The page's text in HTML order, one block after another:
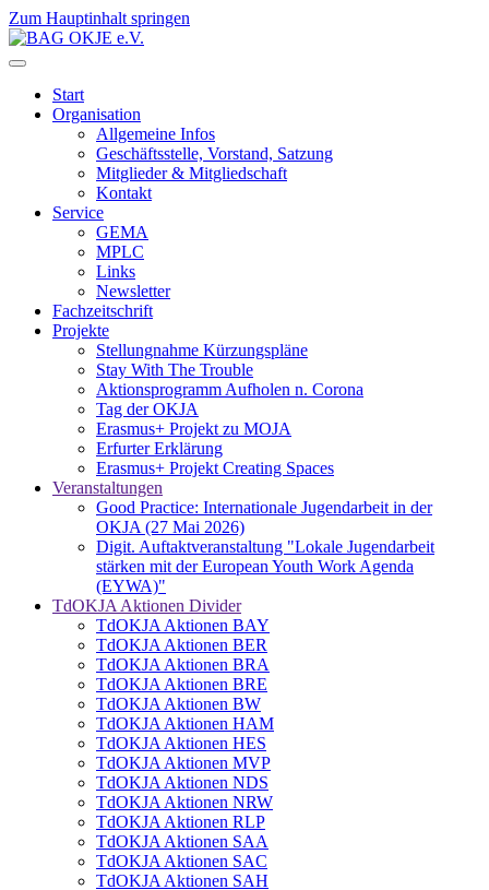
Zum Hauptinhalt springen
Start
Organisation
Allgemeine Infos
Geschäftsstelle, Vorstand, Satzung
Mitglieder & Mitgliedschaft
Kontakt
Service
GEMA
MPLC
Links
Newsletter
Fachzeitschrift
Projekte
Stellungnahme Kürzungspläne
Stay With The Trouble
Aktionsprogramm Aufholen n. Corona
Tag der OKJA
Erasmus+ Projekt zu MOJA
Erfurter Erklärung
Erasmus+ Projekt Creating Spaces
Veranstaltungen
Good Practice: Internationale Jugendarbeit in der
OKJA (27 Mai 2026)
Digit. Auftaktveranstaltung "Lokale Jugendarbeit
stärken mit der European Youth Work Agenda
(EYWA)"
TdOKJA Aktionen Divider
TdOKJA Aktionen BAY
TdOKJA Aktionen BER
TdOKJA Aktionen BRA
TdOKJA Aktionen BRE
TdOKJA Aktionen BW
TdOKJA Aktionen HAM
TdOKJA Aktionen HES
TdOKJA Aktionen MVP
TdOKJA Aktionen NDS
TdOKJA Aktionen NRW
TdOKJA Aktionen RLP
TdOKJA Aktionen SAA
TdOKJA Aktionen SAC
TdOKJA Aktionen SAH